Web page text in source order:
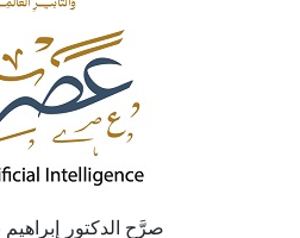
صرَّح الدكتور إبراهيم